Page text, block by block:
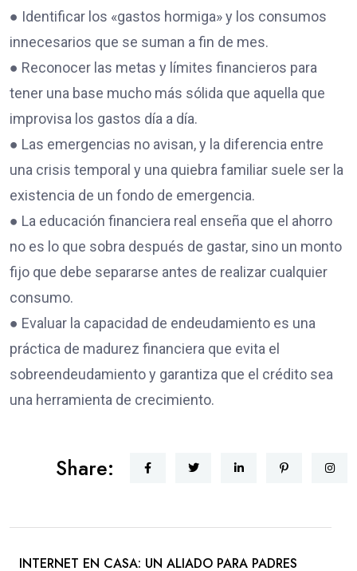
● Identificar los «gastos hormiga» y los consumos
innecesarios que se suman a fin de mes.
● Reconocer las metas y límites financieros para
tener una base mucho más sólida que aquella que
improvisa los gastos día a día.
● Las emergencias no avisan, y la diferencia entre
una crisis temporal y una quiebra familiar suele ser la
existencia de un fondo de emergencia.
● La educación financiera real enseña que el ahorro
no es lo que sobra después de gastar, sino un monto
fijo que debe separarse antes de realizar cualquier
consumo.
● Evaluar la capacidad de endeudamiento es una
práctica de madurez financiera que evita el
sobreendeudamiento y garantiza que el crédito sea
una herramienta de crecimiento.
Share:
INTERNET EN CASA: UN ALIADO PARA PADRES